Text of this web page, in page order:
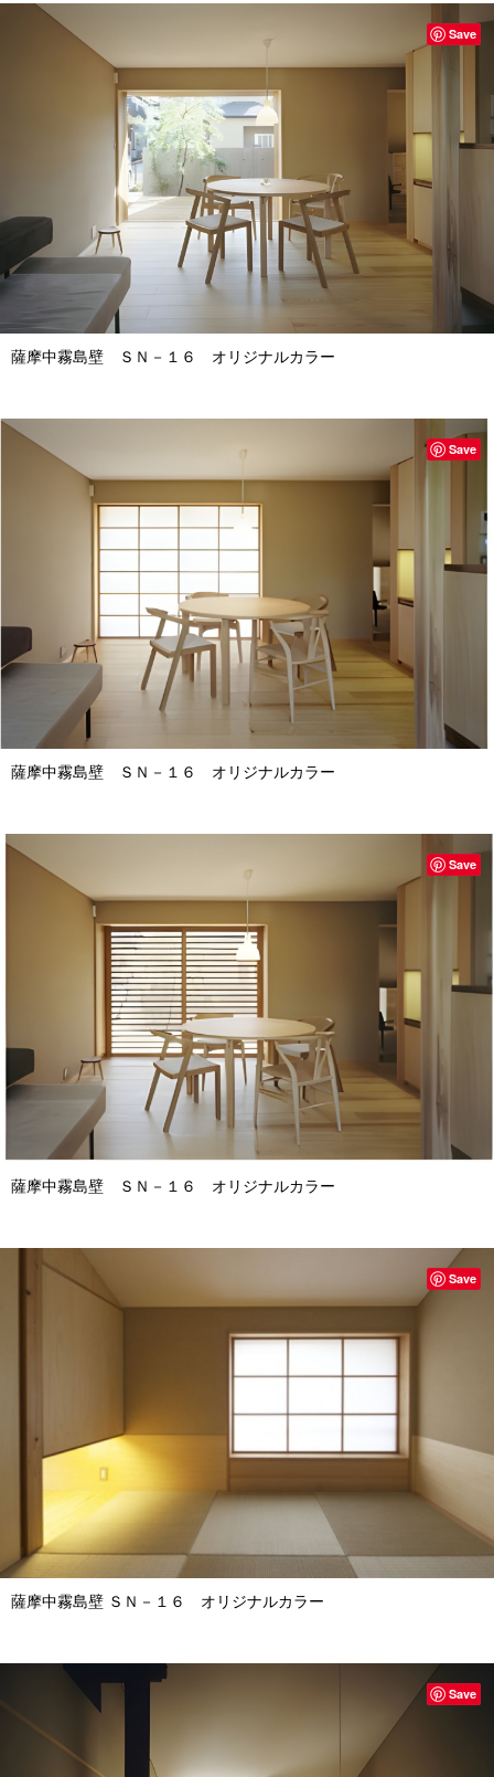
薩摩中霧島壁 ＳＮ－１６ オリジナルカラー
Save
薩摩中霧島壁 ＳＮ－１６ オリジナルカラー
Save
薩摩中霧島壁 ＳＮ－１６ オリジナルカラー
Save
薩摩中霧島壁 ＳＮ－１６ オリジナルカラー
Save
Save